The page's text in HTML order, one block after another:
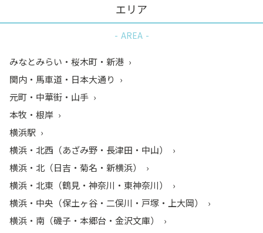
エリア
AREA
みなとみらい・桜木町・新港
関内・馬車道・日本大通り
元町・中華街・山手
本牧・根岸
横浜駅
横浜・北西（あざみ野・長津田・中山）
横浜・北（日吉・菊名・新横浜）
横浜・北東（鶴見・神奈川・東神奈川）
横浜・中央（保土ヶ谷・二俣川・戸塚・上大岡）
横浜・南（磯子・本郷台・金沢文庫）